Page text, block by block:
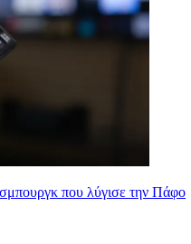
που λύγισε την Πάφο